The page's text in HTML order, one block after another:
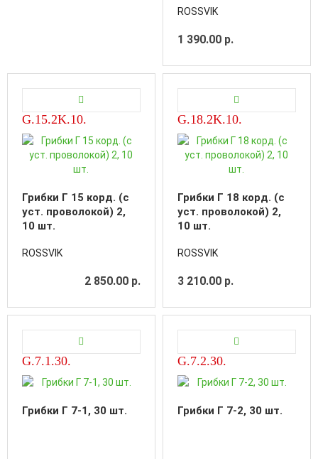
ROSSVIK
1 390.00 р.
G.15.2K.10.
Грибки Г 15 корд. (с
уст. проволокой) 2,
10 шт.
ROSSVIK
2 850.00 р.
G.18.2K.10.
Грибки Г 18 корд. (с
уст. проволокой) 2,
10 шт.
ROSSVIK
3 210.00 р.
G.7.1.30.
Грибки Г 7-1, 30 шт.
G.7.2.30.
Грибки Г 7-2, 30 шт.